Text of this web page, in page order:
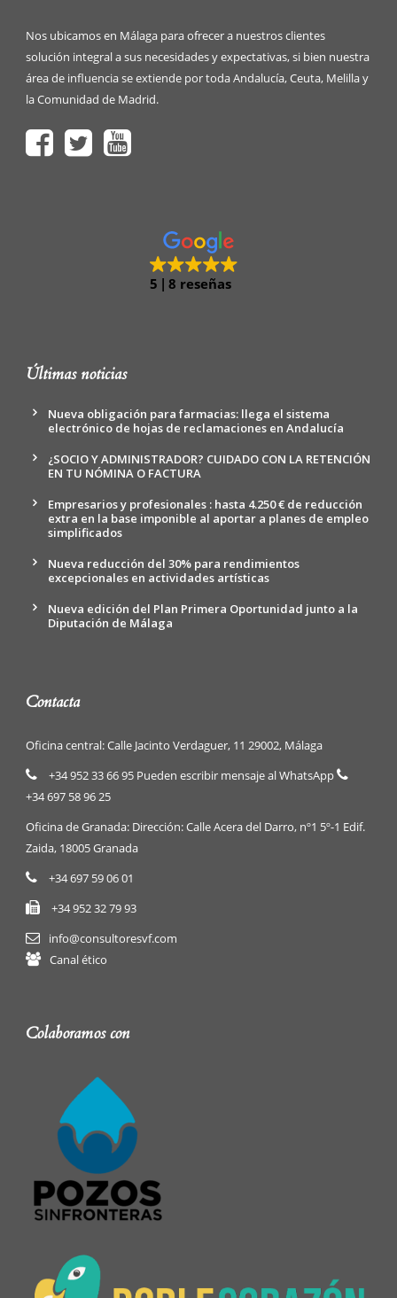
Nos ubicamos en Málaga para ofrecer a nuestros clientes
solución integral a sus necesidades y expectativas, si bien nuestra
área de influencia se extiende por toda Andalucía, Ceuta, Melilla y
la Comunidad de Madrid.
5 8 reseñas
Últimas noticias
Nueva obligación para farmacias: llega el sistema
electrónico de hojas de reclamaciones en Andalucía
¿SOCIO Y ADMINISTRADOR? CUIDADO CON LA RETENCIÓN
EN TU NÓMINA O FACTURA
Empresarios y profesionales : hasta 4.250 € de reducción
extra en la base imponible al aportar a planes de empleo
simplificados
Nueva reducción del 30% para rendimientos
excepcionales en actividades artísticas
Nueva edición del Plan Primera Oportunidad junto a la
Diputación de Málaga
Contacta
Oficina central: Calle Jacinto Verdaguer, 11 29002, Málaga
+34 952 33 66 95 Pueden escribir mensaje al WhatsApp
+34 697 58 96 25
Oficina de Granada: Dirección: Calle Acera del Darro, nº1 5º-1 Edif.
Zaida, 18005 Granada
+34 697 59 06 01
+34 952 32 79 93
info@consultoresvf.com
Canal ético
Colaboramos con